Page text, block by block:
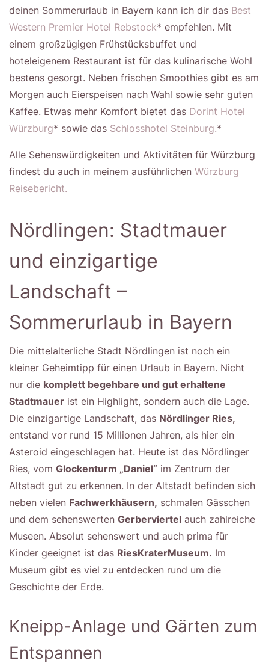
deinen Sommerurlaub in Bayern kann ich dir das Best
Western Premier Hotel Rebstock* empfehlen. Mit
einem großzügigen Frühstücksbuffet und
hoteleigenem Restaurant ist für das kulinarische Wohl
bestens gesorgt. Neben frischen Smoothies gibt es am
Morgen auch Eierspeisen nach Wahl sowie sehr guten
Kaffee. Etwas mehr Komfort bietet das Dorint Hotel
Würzburg* sowie das Schlosshotel Steinburg.*
Alle Sehenswürdigkeiten und Aktivitäten für Würzburg
findest du auch in meinem ausführlichen Würzburg
Reisebericht.
Nördlingen: Stadtmauer
und einzigartige
Landschaft –
Sommerurlaub in Bayern
Die mittelalterliche Stadt Nördlingen ist noch ein
kleiner Geheimtipp für einen Urlaub in Bayern. Nicht
nur die komplett begehbare und gut erhaltene
Stadtmauer ist ein Highlight, sondern auch die Lage.
Die einzigartige Landschaft, das Nördlinger Ries,
entstand vor rund 15 Millionen Jahren, als hier ein
Asteroid eingeschlagen hat. Heute ist das Nördlinger
Ries, vom Glockenturm „Daniel“ im Zentrum der
Altstadt gut zu erkennen. In der Altstadt befinden sich
neben vielen Fachwerkhäusern, schmalen Gässchen
und dem sehenswerten Gerberviertel auch zahlreiche
Museen. Absolut sehenswert und auch prima für
Kinder geeignet ist das RiesKraterMuseum. Im
Museum gibt es viel zu entdecken rund um die
Geschichte der Erde.
Kneipp-Anlage und Gärten zum
Entspannen